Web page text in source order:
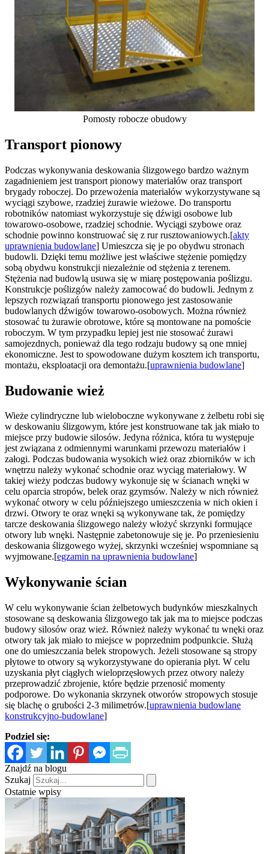
Pomosty robocze obudowy
Transport pionowy
Podczas wykonywania deskowania ślizgowego bardzo ważnym
zagadnieniem jest transport pionowy materiałów oraz transport
brygady roboczej. Do przewożenia materiałów wykorzystywane są
wyciągi szybowe, rzadziej żurawie wieżowe. Do transportu
robotników natomiast wykorzystuje się dźwigi osobowe lub
towarowo-osobowe, rzadziej schodnie. Wyciągi szybowe oraz
schodnie powinno konstruować się z rur rusztowaniowych.[akty
uprawnienia budowlane] Umieszcza się je po obydwu stronach
budowli. Dzięki temu możliwe jest właściwe stężenie pomiędzy
sobą obydwu konstrukcji niezależnie od stężenia z terenem.
Stężenia nad budowlą usuwa się w miarę postępowania poślizgu.
Konstrukcje poślizgów należy zamocować do budowli. Jednym z
lepszych rozwiązań transportu pionowego jest zastosowanie
budowlanych dźwigów towarowo-osobowych. Można również
stosować tu żurawie obrotowe, które są montowane na pomoście
roboczym. W tym przypadku lepiej jest nie stosować żurawi
samojezdnych, ponieważ dla tego rodzaju budowy są one mniej
ekonomiczne. Jest to spowodowane dużym kosztem ich transportu,
montażu, eksploatacji ora demontażu.[uprawnienia budowlane]
Budowanie wież
Wieże cylindryczne lub wieloboczne wykonywane z żelbetu robi się
w deskowaniu ślizgowym, które jest konstruowane tak jak miało to
miejsce przy budowie silosów. Jedyna różnica, która tu występuje
jest związana z odmiennymi warunkami przewozu materiałów i
załogi. Podczas budowania wysokich wież oraz zbiorników w ich
wnętrzu należy wykonać schodnie oraz wyciąg materiałowy. W
takiej wieży podczas budowy wykonuje się w ścianach wnęki w
celu oparcia stropów, belek oraz gzymsów. Należy w nich również
wykonać otwory w celu późniejszego umieszczenia w nich okien i
drzwi. Otwory te oraz wnęki są wykonywane tak, że pomiędzy
tarcze deskowania ślizgowego należy włożyć skrzynki formujące
otwory lub wnęki. Następnie zabetonowuje się je. Po przeniesieniu
deskowania ślizgowego wyżej, skrzynki wcześniej wspomniane są
wyjmowane.[egzamin na uprawnienia budowlane]
Wykonywanie ścian
W celu wykonywanie ścian żelbetowych budynków mieszkalnych
stosowane są deskowania ślizgowego tak jak ma to miejsce podczas
budowy silosów oraz wież. Również należy wykonać tu wnęki oraz
otwory tak jak miało to miejsce w poprzednim podpunkcie. Służą
one do umieszczania belek stropowych. Jeżeli stosowane są stropy
płytowe to otwory są wykorzystywane do opierania płyt. W celu
uzyskania płyt ciągłych wieloprzęsłowych przez otwory należy
przeprowadzić zbrojenie, które będzie przenosić momenty
podporowe. Do wykonania skrzynek otworów stropowych stosuje
się blachę o grubości 2-3 milimetrów.[uprawnienia budowlane
konstrukcyjno-budowlane]
Podziel się:
Znajdź na blogu
Szukaj
Ostatnie wpisy